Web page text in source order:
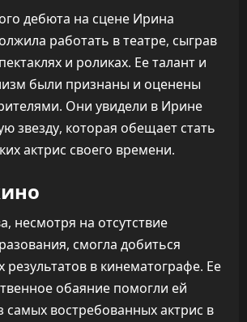
дебюта на сцене Ирина
работать в театре, сыграв
и роликах. Ее талант и
были признаны и оценены
Они увидели в Ирине
звезду, которая обещает стать
актрис своего времени.
несмотря на отсутствие
смогла добиться
в кинематографе. Ее
обаяние помогли ей
самых востребованных актрис в